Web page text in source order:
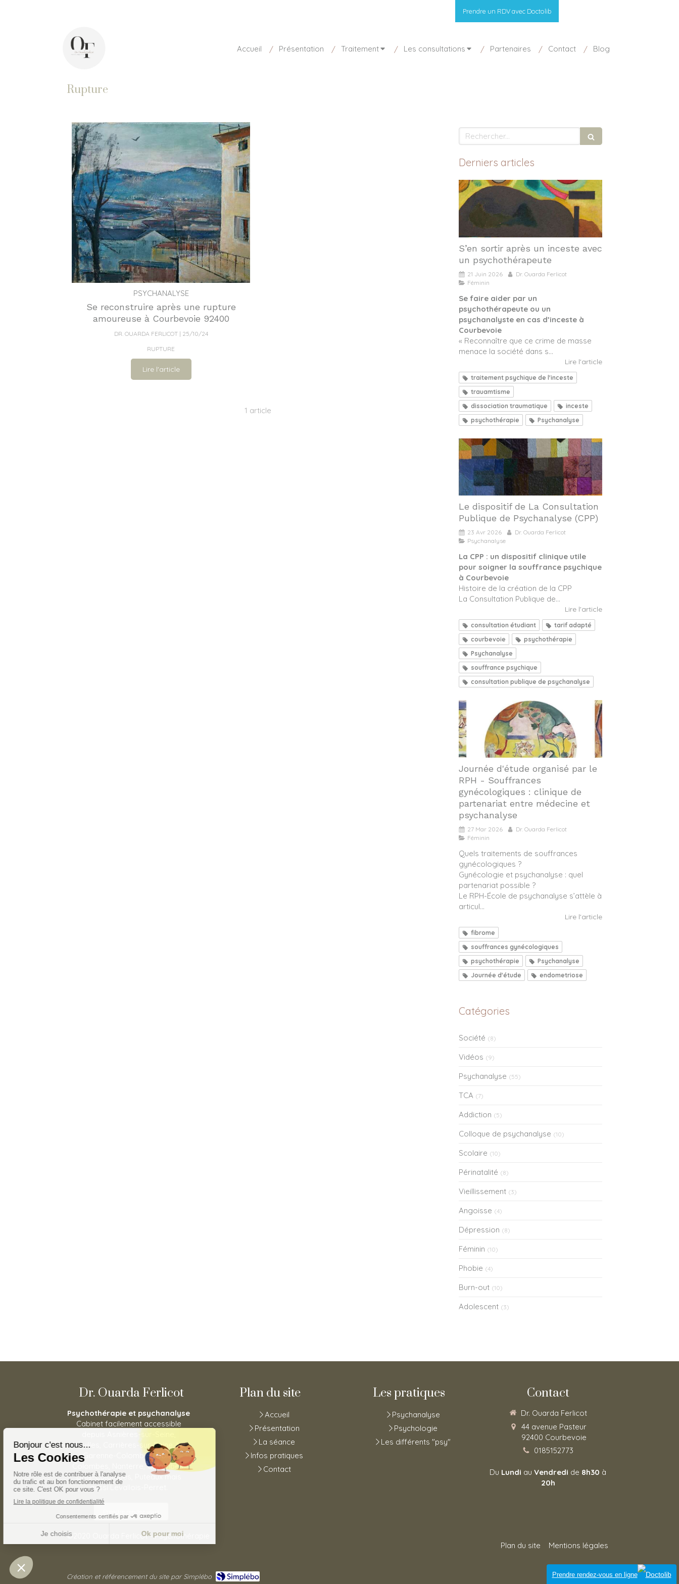
Prendre un RDV avec Doctolib
Accueil Présentation Traitement Les consultations Partenaires Contact Blog
Rupture
PSYCHANALYSE
Se reconstruire après une rupture
amoureuse à Courbevoie 92400
DR. OUARDA FERLICOT
25/10/24
RUPTURE
Lire l'article
1 article
Rechercher
Derniers articles
S’en sortir après un inceste avec
un psychothérapeute
21 Juin 2026
Dr. Ouarda Ferlicot
Féminin
Se faire aider par un
psychothérapeute ou un
psychanalyste en cas d’inceste à
Courbevoie
« Reconnaître que ce crime de masse
menace la société dans s...
Lire l'article
traitement psychique de l'inceste
trauamtisme
dissociation traumatique
inceste
psychothérapie
Psychanalyse
Le dispositif de La Consultation
Publique de Psychanalyse (CPP)
23 Avr 2026
Dr. Ouarda Ferlicot
Psychanalyse
La CPP : un dispositif clinique utile
pour soigner la souffrance psychique
à Courbevoie
Histoire de la création de la CPP
La Consultation Publique de...
Lire l'article
consultation étudiant
tarif adapté
courbevoie
psychothérapie
Psychanalyse
souffrance psychique
consultation publique de psychanalyse
Journée d'étude organisé par le
RPH - Souffrances
gynécologiques : clinique de
partenariat entre médecine et
psychanalyse
27 Mar 2026
Dr. Ouarda Ferlicot
Féminin
Quels traitements de souffrances
gynécologiques ?
Gynécologie et psychanalyse : quel
partenariat possible ?
Le RPH-École de psychanalyse s’attèle à
articul...
Lire l'article
fibrome
souffrances gynécologiques
psychothérapie
Psychanalyse
Journée d'étude
endometriose
Catégories
Société (8)
Vidéos (9)
Psychanalyse (55)
TCA (7)
Addiction (5)
Colloque de psychanalyse (10)
Scolaire (10)
Périnatalité (8)
Vieillissement (3)
Angoisse (4)
Dépression (8)
Féminin (10)
Phobie (4)
Burn-out (10)
Adolescent (3)
Dr. Ouarda Ferlicot
Psychothérapie et psychanalyse
Cabinet facilement accessible
Houilles, Carrières-sur-Seine, La
Garenne-Colombes, Bois-
Colombes, Nanterre, Colombes,
Bois-Colombes, Puteaux mais
aussi Levallois-Perret.
Plan du site
Accueil
Présentation
La séance
Infos pratiques
Contact
Les pratiques
Psychanalyse
Psychologie
Les différents "psy"
Contact
Dr. Ouarda Ferlicot
44 avenue Pasteur
92400 Courbevoie
0185152773
Du Lundi au Vendredi de 8h30 à
20h
©2020 Ouarda Ferlicot - Psychothérapie
Plan du site
Mentions légales
Création et référencement du site par Simplébo Connexion
Prendre rendez-vous en ligne